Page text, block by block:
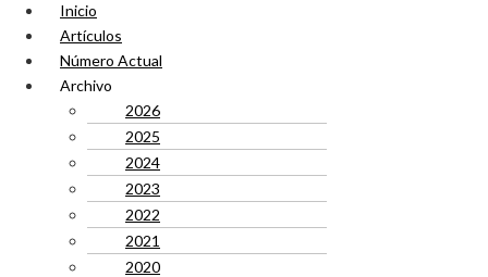
Inicio
Artículos
Número Actual
Archivo
2026
2025
2024
2023
2022
2021
2020